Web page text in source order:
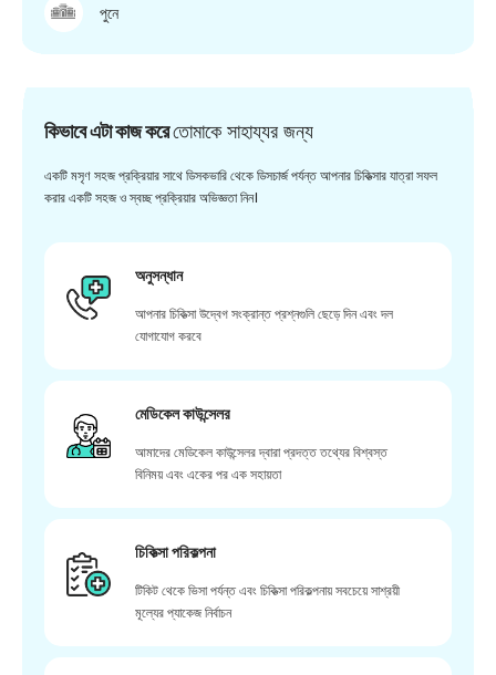
পুনে
কিভাবে এটা কাজ করেতোমাকে সাহায্যর জন্য
একটি মসৃণ সহজ প্রক্রিয়ার সাথে ডিসকভারি থেকে ডিসচার্জ পর্যন্ত আপনার চিকিত্সার যাত্রা সফল
করার একটি সহজ ও স্বচ্ছ প্রক্রিয়ার অভিজ্ঞতা নিন।
অনুসন্ধান
আপনার চিকিত্সা উদ্বেগ সংক্রান্ত প্রশ্নগুলি ছেড়ে দিন এবং দল
যোগাযোগ করবে
মেডিকেল কাউন্সেলর
আমাদের মেডিকেল কাউন্সেলর দ্বারা প্রদত্ত তথ্যের বিশ্বস্ত
বিনিময় এবং একের পর এক সহায়তা
চিকিত্সা পরিকল্পনা
টিকিট থেকে ভিসা পর্যন্ত এবং চিকিত্সা পরিকল্পনায় সবচেয়ে সাশ্রয়ী
মূল্যের প্যাকেজ নির্বাচন